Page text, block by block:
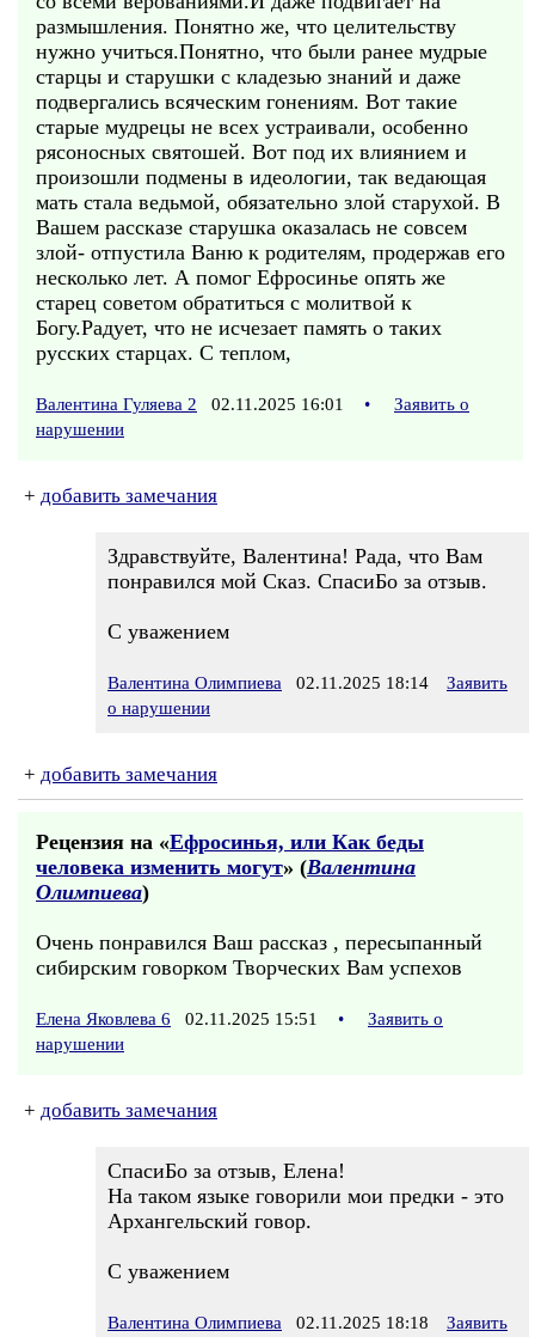
размышления. Понятно же, что целительству
нужно учиться.Понятно, что были ранее мудрые
старцы и старушки с кладезью знаний и даже
подвергались всяческим гонениям. Вот такие
старые мудрецы не всех устраивали, особенно
рясоносных святошей. Вот под их влиянием и
произошли подмены в идеологии, так ведающая
мать стала ведьмой, обязательно злой старухой. В
Вашем рассказе старушка оказалась не совсем
злой- отпустила Ваню к родителям, продержав его
несколько лет. А помог Ефросинье опять же
старец советом обратиться с молитвой к
Богу.Радует, что не исчезает память о таких
русских старцах. С теплом,
Валентина Гуляева 2 02.11.2025 16:01 •
Заявить о
нарушении
+ добавить замечания
Здравствуйте, Валентина! Рада, что Вам
понравился мой Сказ. СпасиБо за отзыв.
С уважением
Валентина Олимпиева 02.11.2025 18:14
Заявить
о нарушении
+ добавить замечания
Рецензия на «Ефросинья, или Как беды
человека изменить могут» (Валентина
Олимпиева)
Очень понравился Ваш рассказ , пересыпанный
сибирским говорком Творческих Вам успехов
Елена Яковлева 6 02.11.2025 15:51 •
Заявить о
нарушении
+ добавить замечания
СпасиБо за отзыв, Елена!
На таком языке говорили мои предки - это
Архангельский говор.
С уважением
Валентина Олимпиева 02.11.2025 18:18
Заявить